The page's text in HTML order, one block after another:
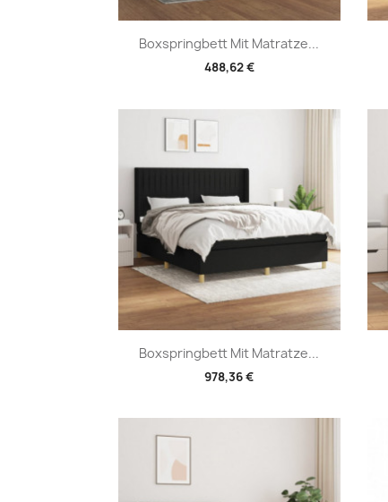
Boxspringbett Mit Matratze...
488,62 €
Vorschau
Boxspringbett Mit Matratze...
978,36 €
Vorschau